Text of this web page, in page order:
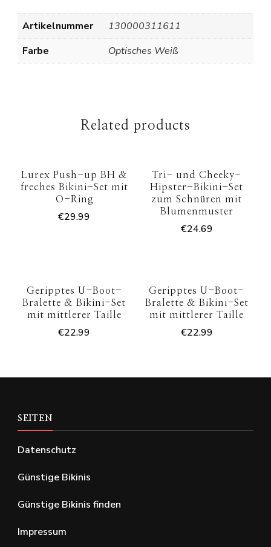
Artikelnummer
130000311611
Farbe
Optisches Weiß
Related products
Lurex Push-up BH &
freches Bikini-Set mit
O-Ring
€29.99
Tri- und Cheeky-
Hipster-Bikini-Set
zum Schnüren mit
Blumenmuster
€24.69
Geripptes U-Boot-
Bralette & Bikini-Set
mit mittlerer Taille
€22.99
Geripptes U-Boot-
Bralette & Bikini-Set
mit mittlerer Taille
€22.99
SEITEN
Datenschutz
Günstige Bikinis
Günstige Bikinis finden
Impressum